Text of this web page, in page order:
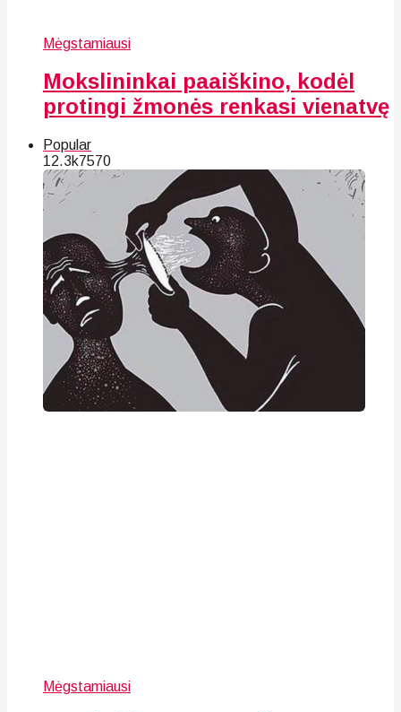
Mėgstamiausi
Mokslininkai paaiškino, kodėl
protingi žmonės renkasi vienatvę
Popular
12.3k7570
Mėgstamiausi